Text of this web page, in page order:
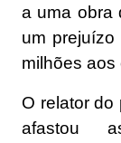
a uma obra
um
milhões aos
O relator do
afastou